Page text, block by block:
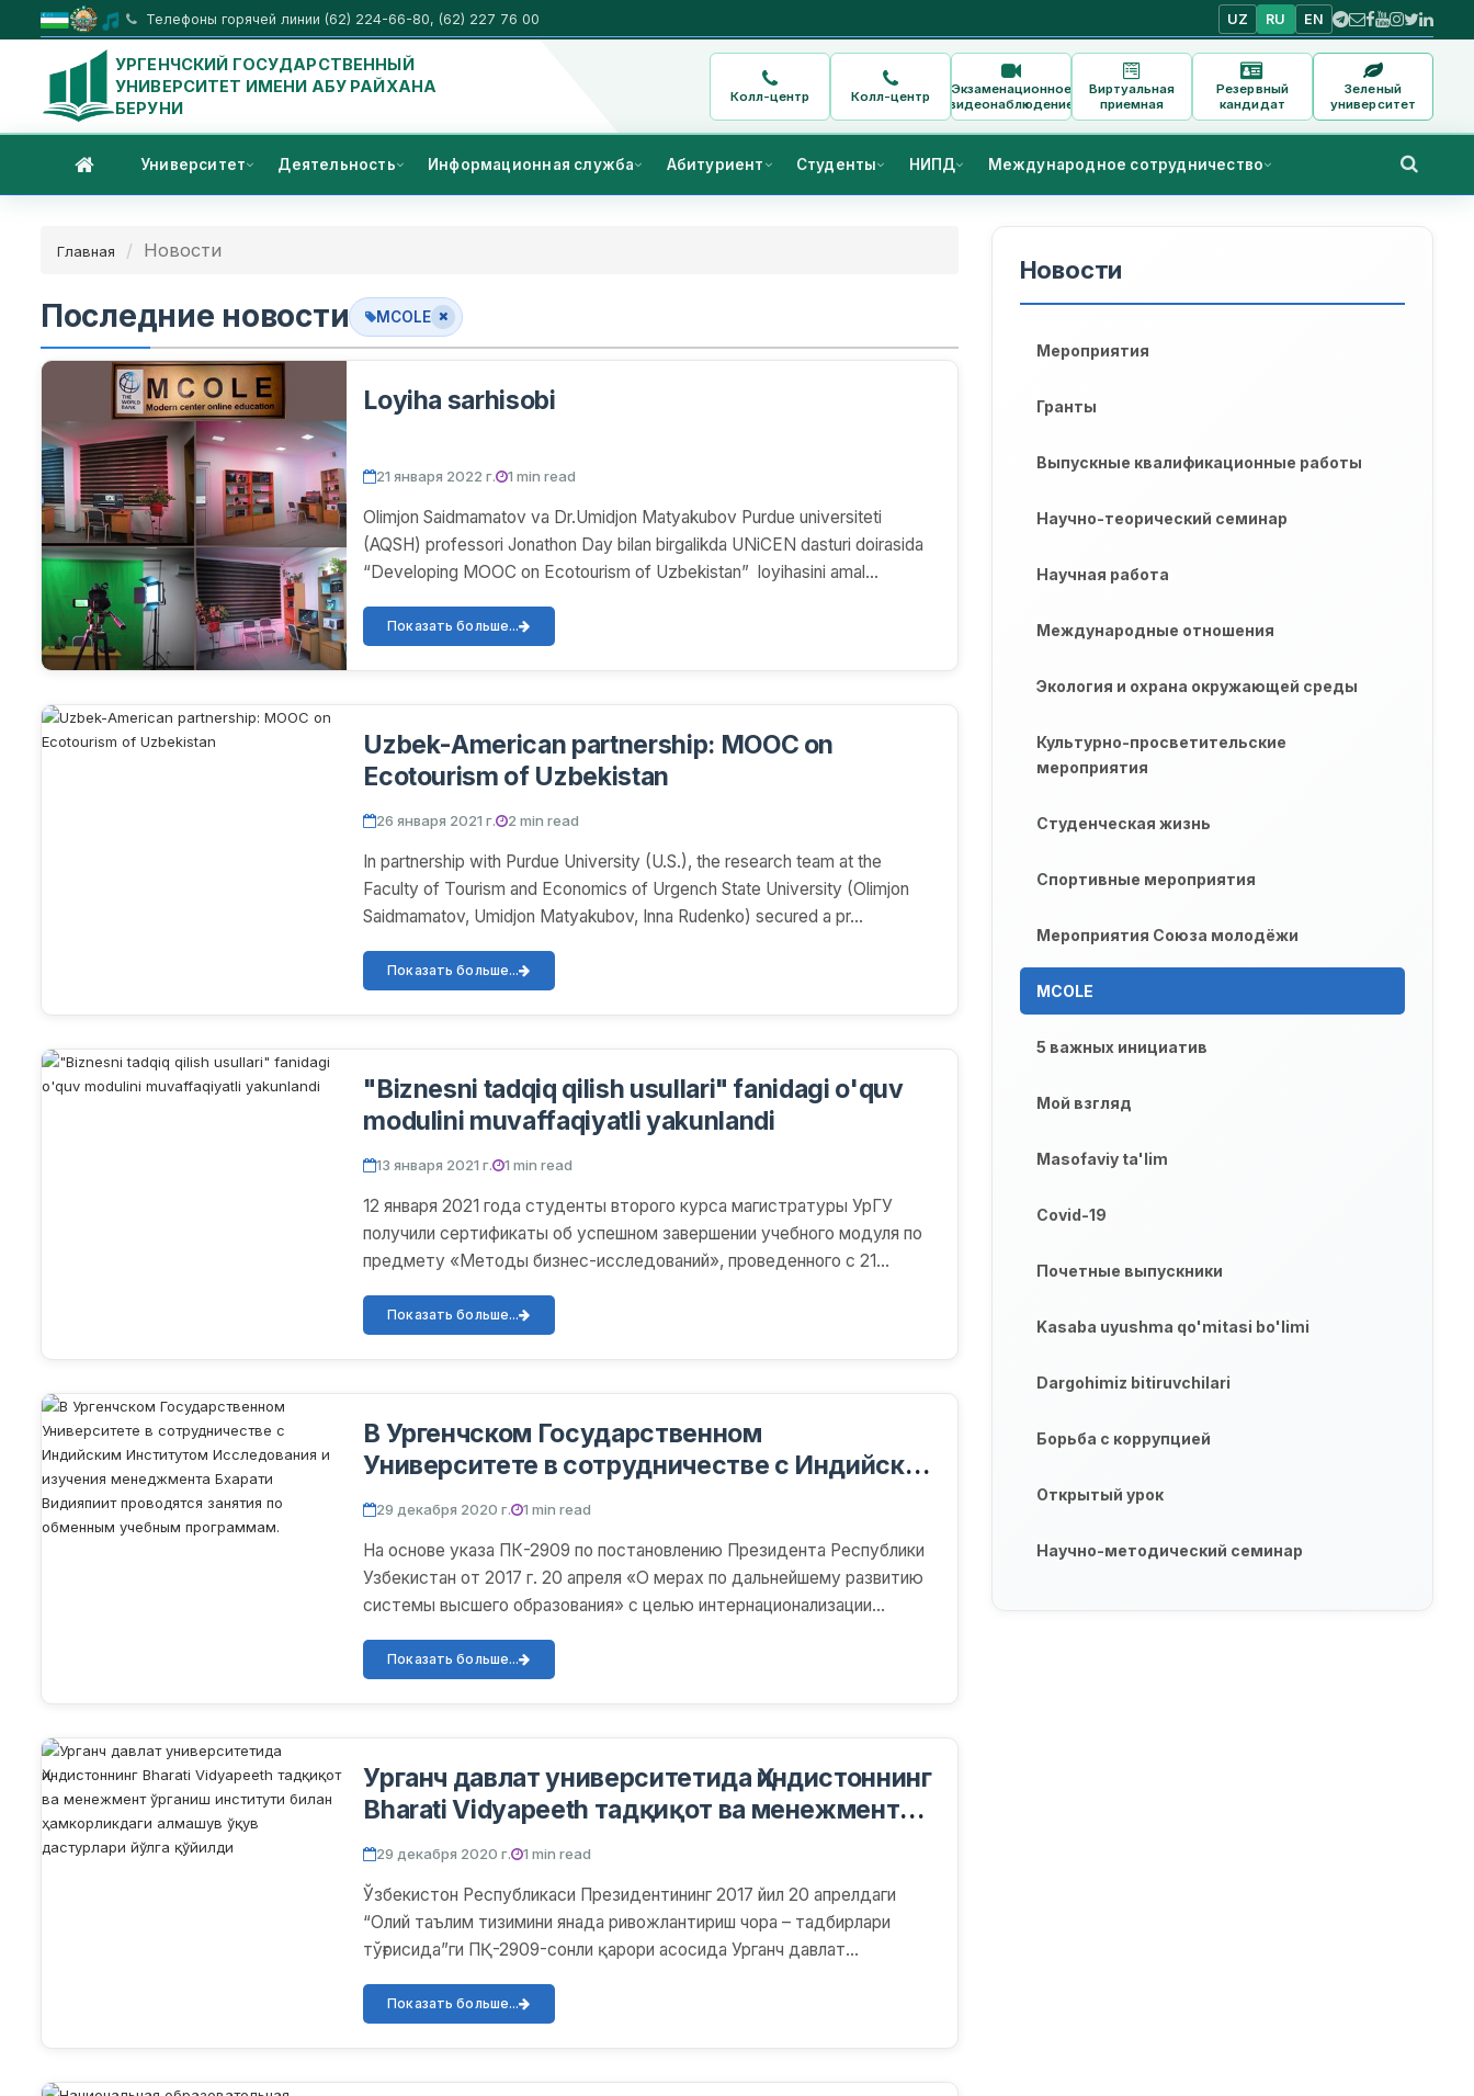
Телефоны горячей линии (62) 224-66-80, (62) 227 76 00 UZ RU EN
УРГЕНЧСКИЙ ГОСУДАРСТВЕННЫЙ
УНИВЕРСИТЕТ ИМЕНИ АБУ РАЙХАНА
БЕРУНИ
Колл-центр Колл-центр
Экзаменационное
видеонаблюдение
Виртуальная
приемная
Резервный
кандидат
Зеленый
университет
Университет Деятельность Информационная служба Абитуриент Студенты НИПД Международное сотрудничество
Главная Новости
Последние новости MCOLE
Loyiha sarhisobi
21 января 2022 г. 1 min read
Olimjon Saidmamatov va Dr.Umidjon Matyakubov Purdue universiteti
(AQSH) professori Jonathon Day bilan birgalikda UNiCEN dasturi doirasida
“Developing MOOC on Ecotourism of Uzbekistan” loyihasini amal...
Показать больше...
Uzbek-American partnership: MOOC on
Ecotourism of Uzbekistan
26 января 2021 г. 2 min read
In partnership with Purdue University (U.S.), the research team at the
Faculty of Tourism and Economics of Urgench State University (Olimjon
Saidmamatov, Umidjon Matyakubov, Inna Rudenko) secured a pr...
Показать больше...
"Biznesni tadqiq qilish usullari" fanidagi o'quv
modulini muvaffaqiyatli yakunlandi
13 января 2021 г. 1 min read
12 января 2021 года студенты второго курса магистратуры УрГУ
получили сертификаты об успешном завершении учебного модуля по
предмету «Методы бизнес-исследований», проведенного с 21
Показать больше...
В Ургенчском Государственном
Университете в сотрудничестве с Индийским
Институтом Исследования и изучения
проводятся занятия по обменным учебным
программам.
29 декабря 2020 г. 1 min read
На основе указа ПК-2909 по постановлению Президента Республики
Узбекистан от 2017 г. 20 апреля «О мерах по дальнейшему развитию
системы высшего образования» с целью интернационализации
Показать больше...
Урганч давлат университетида Ҳиндистоннинг
Bharati Vidyapeeth тадқиқот ва менежмент
ўрганиш институти билан ҳамкорликдаги
29 декабря 2020 г. 1 min read
Ўзбекистон Республикаси Президентининг 2017 йил 20 апрелдаги
“Олий таълим тизимини янада ривожлантириш чора – тадбирлари
тўғрисида”ги ПҚ-2909-сонли қарори асосида Урганч давлат
Показать больше...
Новости
Мероприятия
Гранты
Выпускные квалификационные работы
Научно-теорический семинар
Научная работа
Международные отношения
Экология и охрана окружающей среды
Культурно-просветительские
мероприятия
Студенческая жизнь
Спортивные мероприятия
Мероприятия Союза молодёжи
MCOLE
5 важных инициатив
Мой взгляд
Masofaviy ta'lim
Covid-19
Почетные выпускники
Kasaba uyushma qo'mitasi bo'limi
Dargohimiz bitiruvchilari
Борьба с коррупцией
Открытый урок
Научно-методический семинар